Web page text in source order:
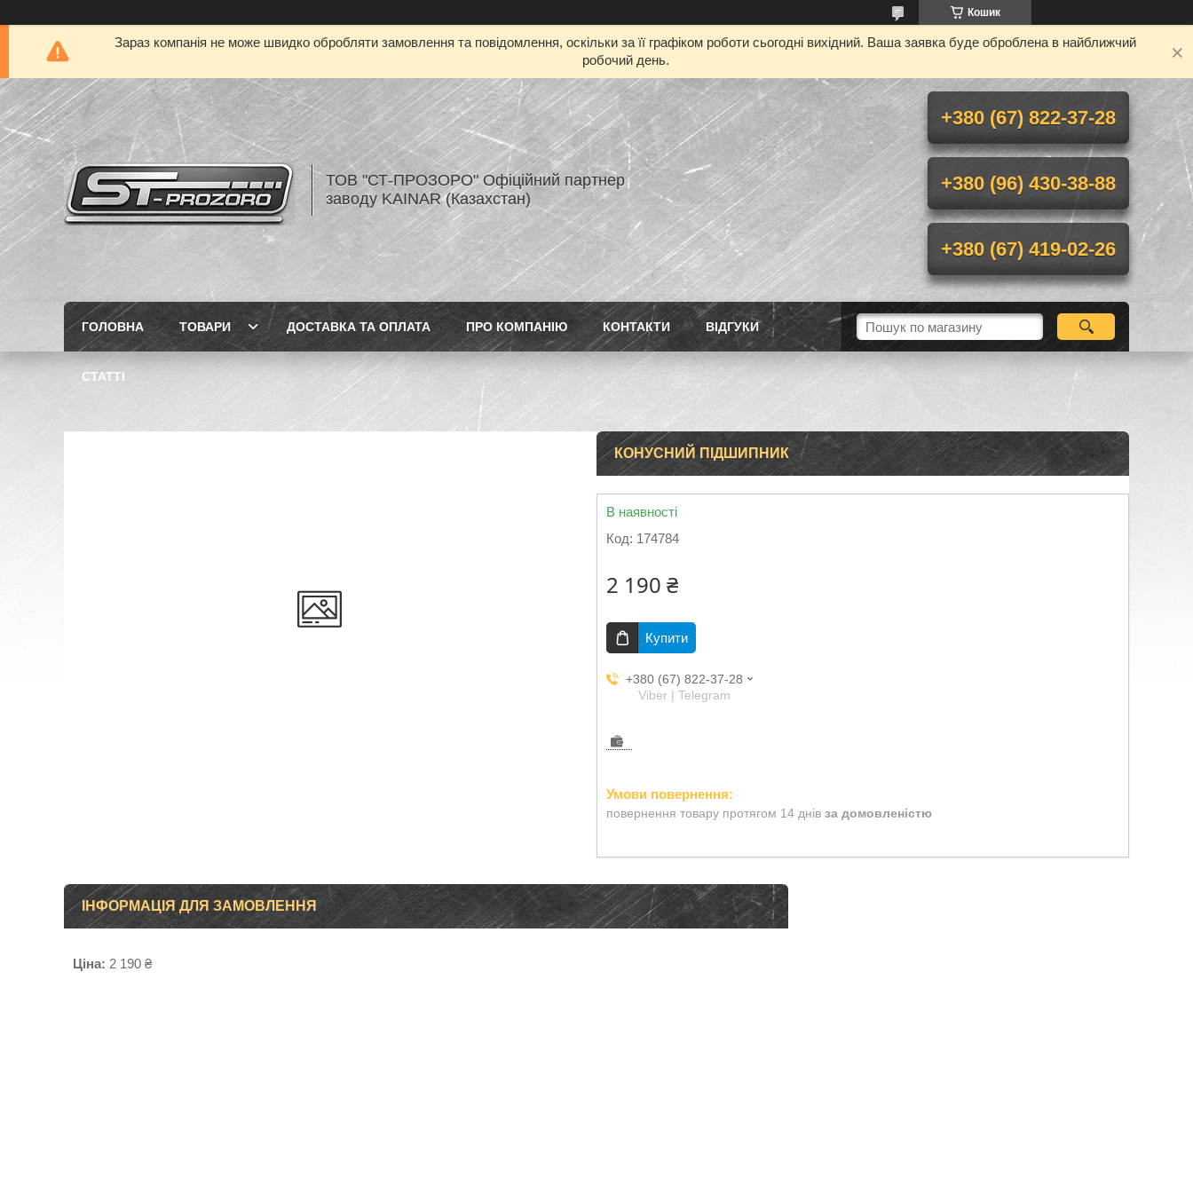
Кошик
Зараз компанія не може швидко обробляти замовлення та повідомлення, оскільки за її графіком роботи сьогодні вихідний. Ваша заявка буде оброблена в найближчий
робочий день.
ТОВ "СТ-ПРОЗОРО" Офіційний партнер
заводу KAINAR (Казахстан)
+380 (67) 822-37-28
+380 (96) 430-38-88
+380 (67) 419-02-26
ГОЛОВНА ТОВАРИ ДОСТАВКА ТА ОПЛАТА ПРО КОМПАНІЮ КОНТАКТИ ВІДГУКИ
СТАТТІ
КОНУСНИЙ ПІДШИПНИК
В наявності
Код: 174784
2 190 ₴
Купити
+380 (67) 822-37-28
Viber | Telegram
повернення товару протягом 14 днів за домовленістю
ІНФОРМАЦІЯ ДЛЯ ЗАМОВЛЕННЯ
Ціна: 2 190 ₴